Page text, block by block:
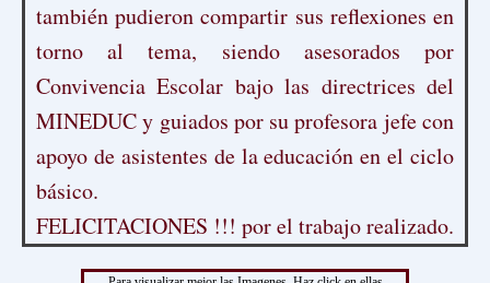
también pudieron compartir sus reflexiones en
torno al tema, siendo asesorados por
Convivencia Escolar bajo las directrices del
MINEDUC y guiados por su profesora jefe con
apoyo de asistentes de la educación en el ciclo
básico.
FELICITACIONES !!! por el trabajo realizado.